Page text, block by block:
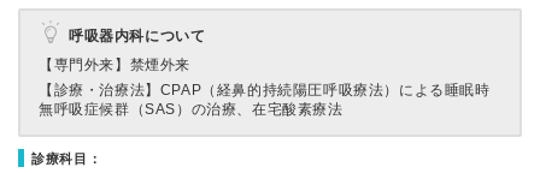
呼吸器内科について
【専門外来】 禁煙外来
【診療・治療法】 CPAP（経鼻的持続陽圧呼吸療法）による睡眠時
無呼吸症候群（SAS）の治療、在宅酸素療法
診療科目：